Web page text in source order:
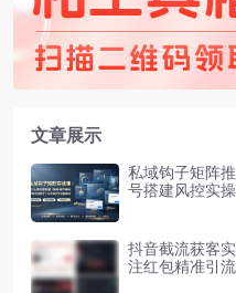
文章展示
私域钩子矩阵
号搭建风控实操
抖音截流获客
注红包精准引流